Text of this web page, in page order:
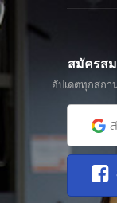
สมัครสม
อัปเดตทุกสถ